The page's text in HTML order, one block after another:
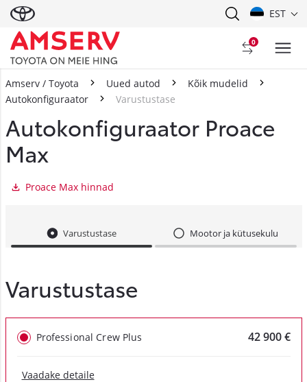
EST
0
Amserv / Toyota Uued autod
Kõik mudelid
Autokonfiguraator
Varustustase
Autokonfiguraator Proace
Max
Proace Max hinnad
Varustustase Mootor ja kütusekulu
Varustustase
Professional Crew Plus 42 900 €
Vaadake detaile